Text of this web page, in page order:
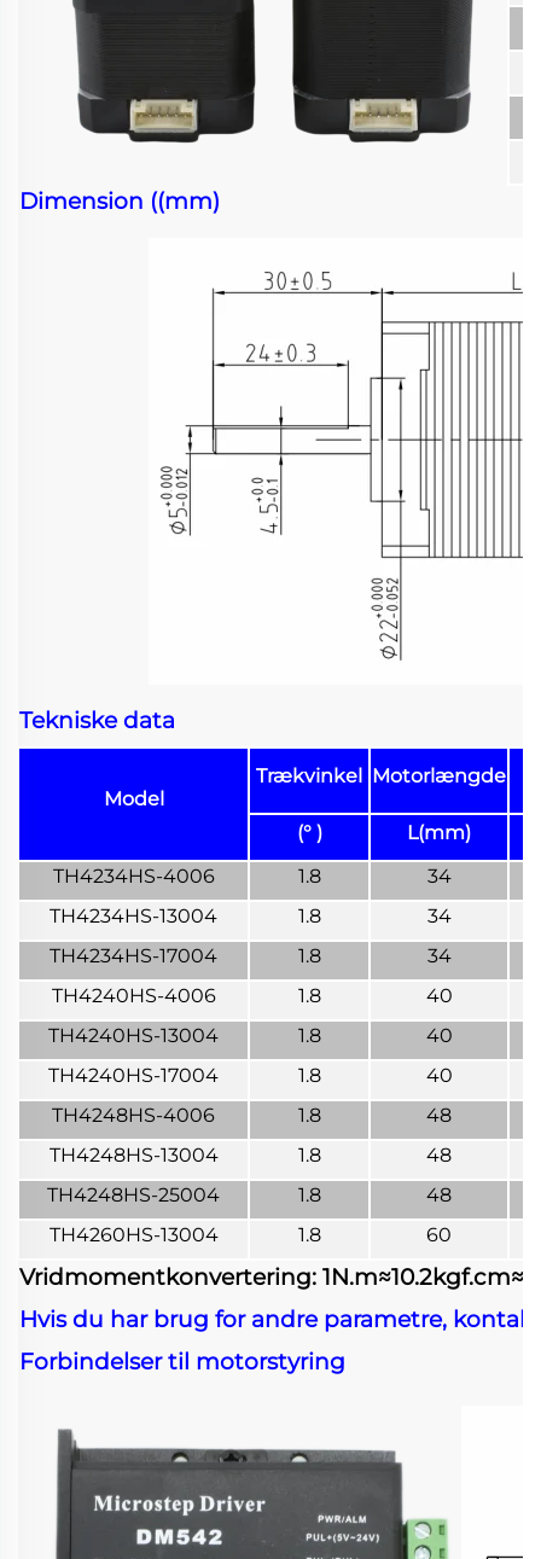
Dimension ((mm)
Tekniske data
Model
Trækvinkel Motorlængde
(° )
L(mm)
TH4234HS-4006
1.8
34
TH4234HS-13004
1.8
34
TH4234HS-17004
1.8
34
TH4240HS-4006
1.8
40
TH4240HS-13004
1.8
40
TH4240HS-17004
1.8
40
TH4248HS-4006
1.8
48
TH4248HS-13004
1.8
48
TH4248HS-25004
1.8
48
TH4260HS-13004
1.8 60
Vridmomentkonvertering:
Hvis du har brug for andre parametre,
Forbindelser til motorstyring